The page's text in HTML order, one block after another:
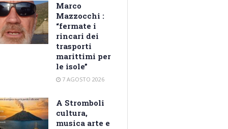
Marco
Mazzocchi :
“fermate i
rincari dei
trasporti
marittimi per
le isole”
7 AGOSTO 2026
A Stromboli
cultura,
musica arte e